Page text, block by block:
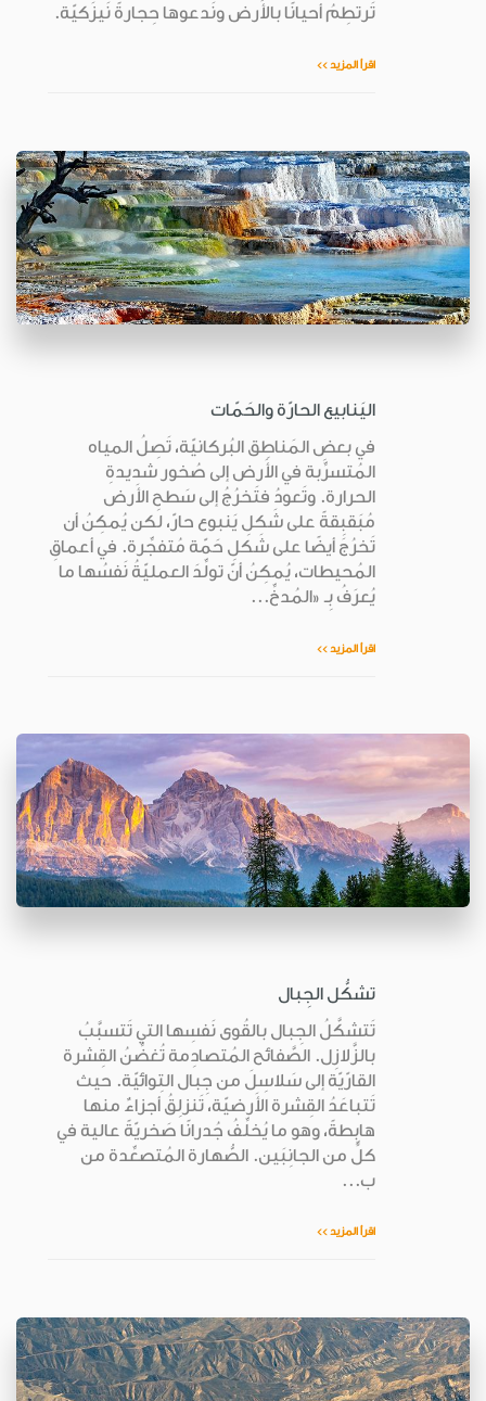
تَرتطِمُ أحيانًا بالأَرض ونَدعوها حِجارةً نَيزَكيّة.
اقرأ المزيد >>
اليَنابيع الحارّة والحَمّات
في بعضِ المَناطِق البُركانيّة، تَصِلُ المياه
المُتسرِّبة في الأَرض إلى صُخور شديدةِ
الحرارة. وتَعودُ فتَخرُجُ إلى سَطحِ الأَرض
مُبَقبِقةً على شَكلِ يَنبوع حارّ، لكن يُمكِنُ أن
تَخرُجَ أيضًا على شَكلِ حَمّة مُتفجِّرة. في أعماقِ
المُحيطات، يُمكِنُ أنّ تولِّدَ العمليّةُ نَفسُها ما
يُعرَفُ بِـ «المُدخِّ...
اقرأ المزيد >>
تشكُّل الجِبال
تَتشكَّلُ الجِبال بالقُوى نَفسِها التي تَتسبَّبُ
بالزَّلازِل. الصَّفائح المُتصادِمة تُغضِّنُ القِشرة
القارّيّة إلى سَلاسِلَ من جِبال التِوائيّة. حيث
تَتباعَدُ القِشرة الأَرضيّة، تَنزلِقُ أجزاءٌ منها
هابِطةً، وهو ما يُخلِّفُ جُدرانًا صَخريّةً عالية في
كلٍّ من الجانِبَين. الصُّهارة المُتصعِّدة من
ب...
اقرأ المزيد >>